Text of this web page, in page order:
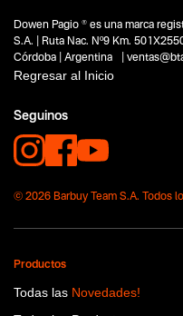
Capacidad
50 lts
Funcion o uso
Tecnologia
No items found.
Dowen Pagio ® es una marca
S.A. | Ruta Nac. Nº9 Km.
Córdoba | Argentina |
Regresar al Inicio
Seguinos
© 2026 Barbuy Team S.A. Todos
Productos
Todas las Novedades!